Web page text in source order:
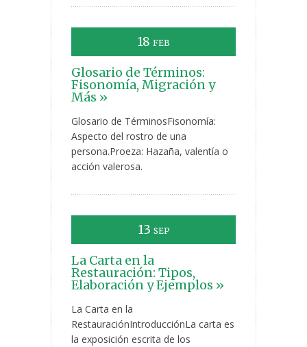
18 FEB
Glosario de Términos:
Fisonomía, Migración y
Más »
Glosario de TérminosFisonomía:
Aspecto del rostro de una
persona.Proeza: Hazaña, valentía o
acción valerosa.
13 SEP
La Carta en la
Restauración: Tipos,
Elaboración y Ejemplos »
La Carta en la
RestauraciónIntroducciónLa carta es
la exposición escrita de los